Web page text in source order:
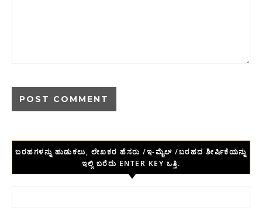
ಬರಹಗಳನ್ನು ಹುಡುಕಲು, ಲೇಖಕರ ಹೆಸರು /ಇ-ಮೈಲ್ /ಬರಹದ ಶೀರ್ಷಿಕೆಯನ್ನು
ಇಲ್ಲಿ ಬರೆದು ENTER KEY ಒತ್ತಿ.